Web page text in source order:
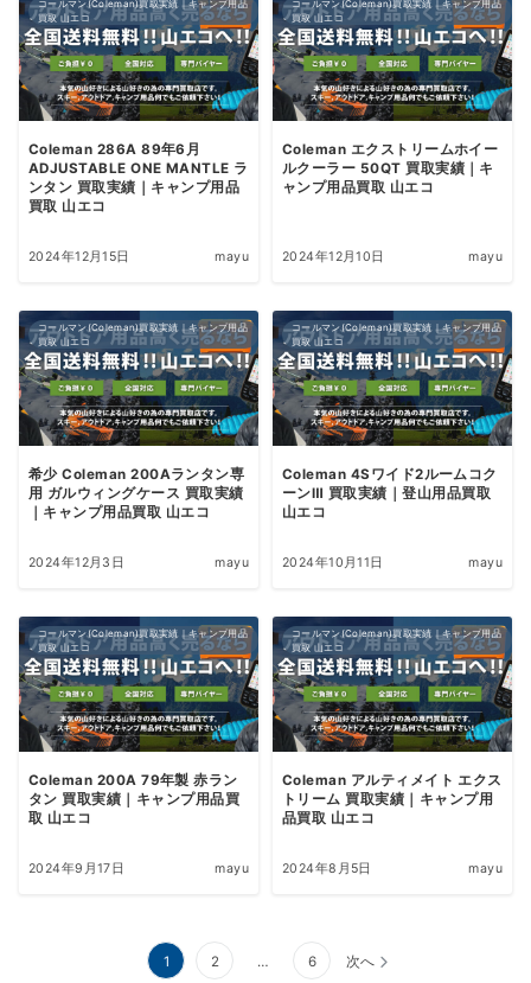
コールマン(Coleman)買取実績｜キャンプ用品
買取 山エコ
Coleman 286A 89年6月
ADJUSTABLE ONE MANTLE ラ
ンタン 買取実績｜キャンプ用品
買取 山エコ
2024年12月15日 mayu
コールマン(Coleman)買取実績｜キャンプ用品
買取 山エコ
Coleman エクストリームホイー
ルクーラー 50QT 買取実績｜キ
ャンプ用品買取 山エコ
2024年12月10日 mayu
コールマン(Coleman)買取実績｜キャンプ用品
買取 山エコ
希少 Coleman 200Aランタン専
用 ガルウィングケース 買取実績
｜キャンプ用品買取 山エコ
2024年12月3日 mayu
コールマン(Coleman)買取実績｜キャンプ用品
買取 山エコ
Coleman 4Sワイド2ルームコク
ーンⅢ 買取実績｜登山用品買取
山エコ
2024年10月11日 mayu
コールマン(Coleman)買取実績｜キャンプ用品
買取 山エコ
Coleman 200A 79年製 赤ラン
タン 買取実績｜キャンプ用品買
取 山エコ
2024年9月17日 mayu
コールマン(Coleman)買取実績｜キャンプ用品
買取 山エコ
Coleman アルティメイト エクス
トリーム 買取実績｜キャンプ用
品買取 山エコ
2024年8月5日 mayu
1 2 … 6 次へ